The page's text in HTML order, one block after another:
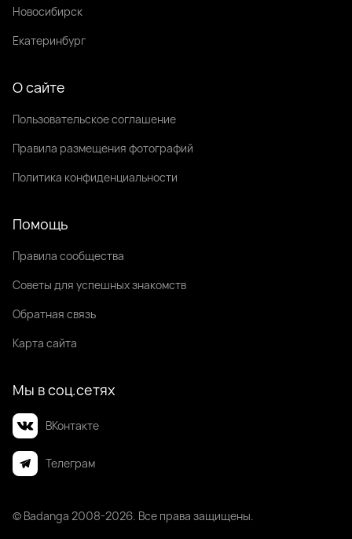
Новосибирск
Екатеринбург
О сайте
Пользовательское соглашение
Правила размещения фотографий
Политика конфиденциальности
Помощь
Правила сообщества
Советы для успешных знакомств
Обратная связь
Карта сайта
Мы в соц.сетях
ВКонтакте
Телеграм
© Badanga 2008-2026 . Все права защищены.